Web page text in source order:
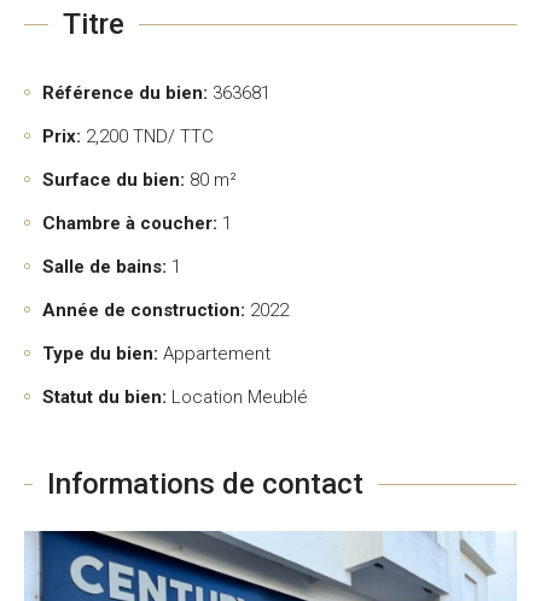
Titre
Référence du bien: 363681
Prix: 2,200 TND/ TTC
Surface du bien: 80 m²
Chambre à coucher: 1
Salle de bains: 1
Année de construction: 2022
Type du bien: Appartement
Statut du bien: Location Meublé
Informations de contact